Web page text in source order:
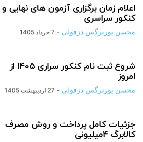
اعلام زمان برگزاری آزمون های نهایی و
کنکور سراسری
محسن پورنرگس دزفولی - 7 خرداد 1405
شروع ثبت نام کنکور سراری ۱۴۰۵ از
امروز
محسن پورنرگس دزفولی - 27 اردیبهشت 1405
جزئیات کامل پرداخت و روش مصرف
کالابرگ ۴میلیونی